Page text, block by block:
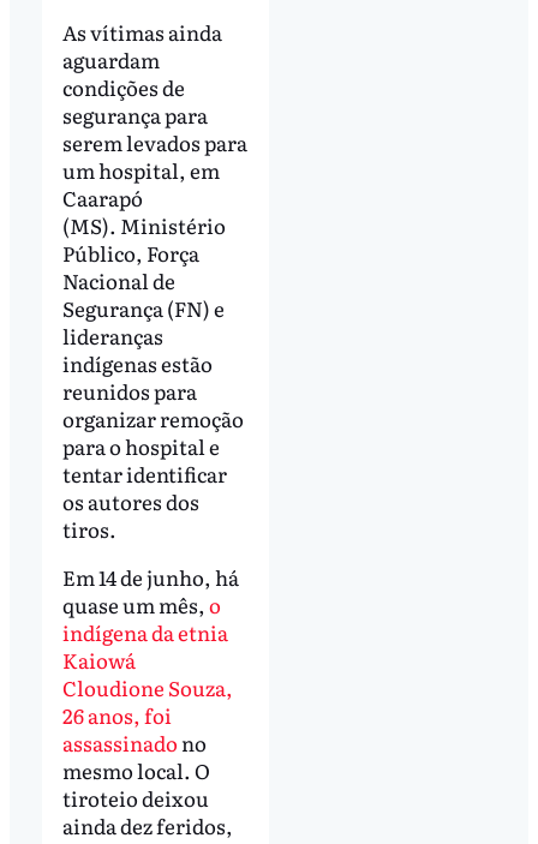
As vítimas ainda
aguardam
condições de
segurança para
serem levados para
um hospital, em
Caarapó
(MS). Ministério
Público, Força
Nacional de
Segurança (FN) e
lideranças
indígenas estão
reunidos para
organizar remoção
para o hospital e
tentar identificar
os autores dos
tiros.
Em 14 de junho, há
quase um mês, o
indígena da etnia
Kaiowá
Cloudione Souza,
26 anos, foi
assassinado no
mesmo local. O
tiroteio deixou
ainda dez feridos,